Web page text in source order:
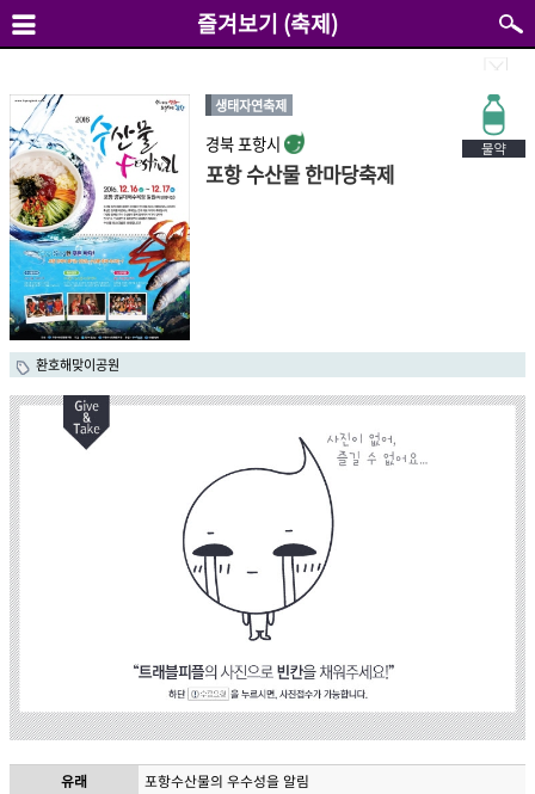
즐겨보기 (축제)
생태자연축제
경북 포항시
포항 수산물 한마당축제
환호해맞이공원
유래
포항수산물의 우수성을 알림